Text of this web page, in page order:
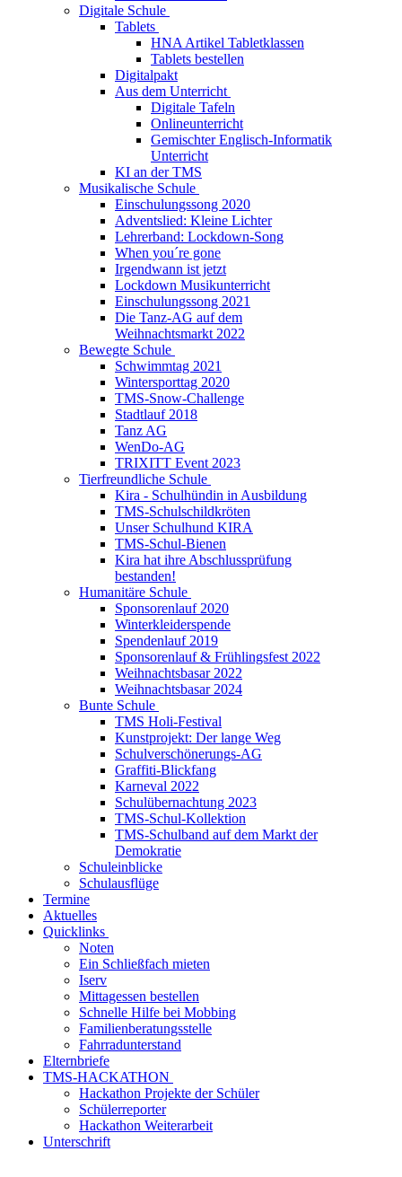
Digitale Schule
Tablets
HNA Artikel Tabletklassen
Tablets bestellen
Digitalpakt
Aus dem Unterricht
Digitale Tafeln
Onlineunterricht
Gemischter Englisch-Informatik
Unterricht
KI an der TMS
Musikalische Schule
Einschulungssong 2020
Adventslied: Kleine Lichter
Lehrerband: Lockdown-Song
When you´re gone
Irgendwann ist jetzt
Lockdown Musikunterricht
Einschulungssong 2021
Die Tanz-AG auf dem
Weihnachtsmarkt 2022
Bewegte Schule
Schwimmtag 2021
Wintersporttag 2020
TMS-Snow-Challenge
Stadtlauf 2018
Tanz AG
WenDo-AG
TRIXITT Event 2023
Tierfreundliche Schule
Kira - Schulhündin in Ausbildung
TMS-Schulschildkröten
Unser Schulhund KIRA
TMS-Schul-Bienen
Kira hat ihre Abschlussprüfung
bestanden!
Humanitäre Schule
Sponsorenlauf 2020
Winterkleiderspende
Spendenlauf 2019
Sponsorenlauf & Frühlingsfest 2022
Weihnachtsbasar 2022
Weihnachtsbasar 2024
Bunte Schule
TMS Holi-Festival
Kunstprojekt: Der lange Weg
Schulverschönerungs-AG
Graffiti-Blickfang
Karneval 2022
Schulübernachtung 2023
TMS-Schul-Kollektion
TMS-Schulband auf dem Markt der
Demokratie
Schuleinblicke
Schulausflüge
Termine
Aktuelles
Quicklinks
Noten
Ein Schließfach mieten
Iserv
Mittagessen bestellen
Schnelle Hilfe bei Mobbing
Familienberatungsstelle
Fahrradunterstand
Elternbriefe
TMS-HACKATHON
Hackathon Projekte der Schüler
Schülerreporter
Hackathon Weiterarbeit
Unterschrift